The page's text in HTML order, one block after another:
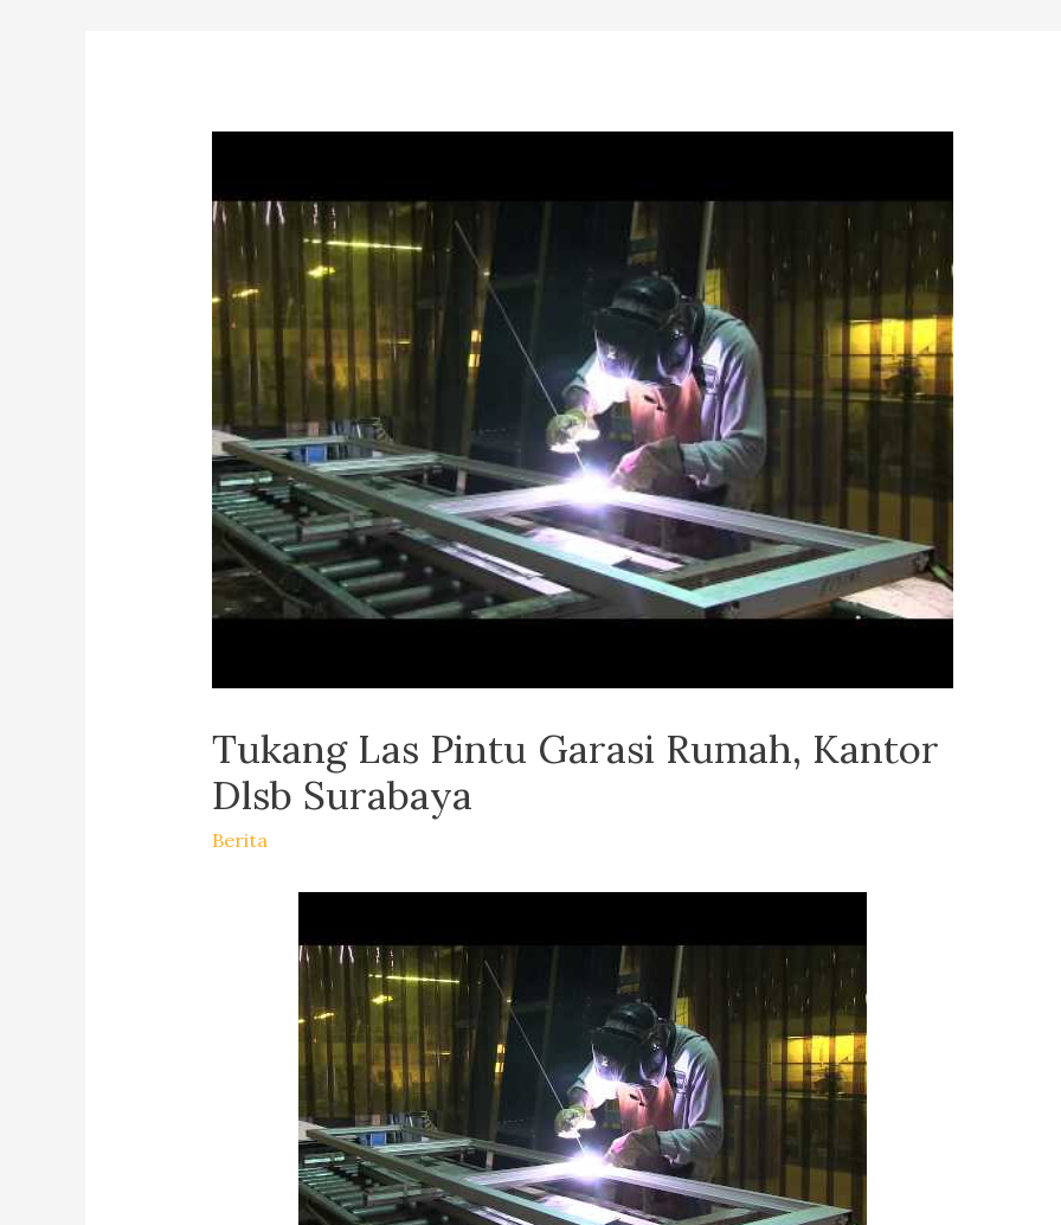
Tukang Las Pintu Garasi Rumah, Kantor
Dlsb Surabaya
Berita